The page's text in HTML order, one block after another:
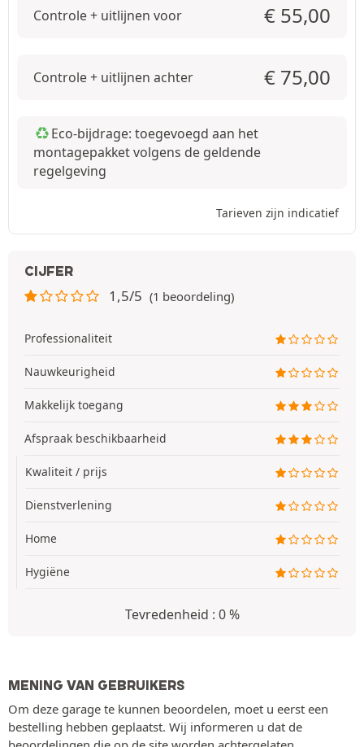
Controle + uitlijnen voor € 55,00
Controle + uitlijnen achter € 75,00
Eco-bijdrage: toegevoegd aan het
montagepakket volgens de geldende
regelgeving
Tarieven zijn indicatief
CIJFER
1,5/5 (1 beoordeling)
Professionaliteit
Nauwkeurigheid
Makkelijk toegang
Afspraak beschikbaarheid
Kwaliteit / prijs
Dienstverlening
Home
Hygiëne
Tevredenheid : 0 %
MENING VAN GEBRUIKERS
Om deze garage te kunnen beoordelen, moet u eerst een
bestelling hebben geplaatst. Wij informeren u dat de